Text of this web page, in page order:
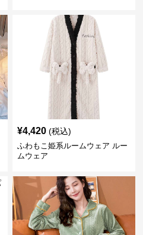
¥4,420 (税込)
ふわもこ姫系ルームウェア ルー
ムウェア